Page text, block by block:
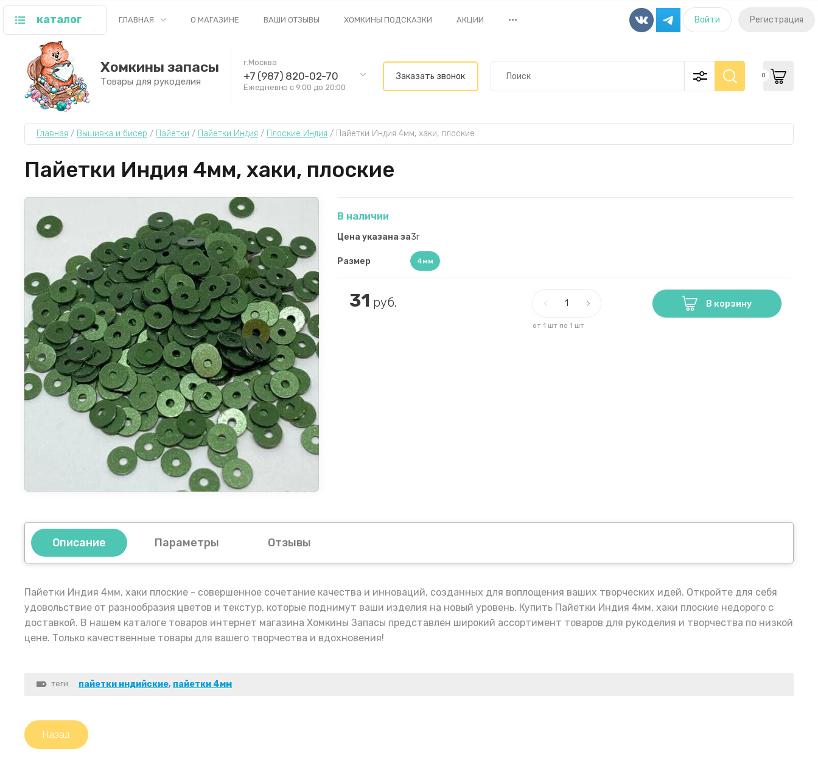
каталог ГЛАВНАЯ О МАГАЗИНЕ ВАШИ ОТЗЫВЫ ХОМКИНЫ ПОДСКАЗКИ АКЦИИ ••• Войти Регистрация
Хомкины запасы
Товары для рукоделия
г.Москва
+7 (987) 820-02-70
Ежедневно с 9:00 до 20:00
Заказать звонок 0
Главная / Вышивка и бисер / Пайетки / Пайетки Индия / Плоские Индия / Пайетки Индия 4мм, хаки, плоские
Пайетки Индия 4мм, хаки, плоские
В наличии
Цена указана за3г
Размер 4мм
31 руб.
от 1 шт по 1 шт
В корзину
Описание Параметры Отзывы
Пайетки Индия 4мм, хаки плоские - совершенное сочетание качества и инноваций, созданных для воплощения ваших творческих идей. Откройте для себя
удовольствие от разнообразия цветов и текстур, которые поднимут ваши изделия на новый уровень. Купить Пайетки Индия 4мм, хаки плоские недорого с
доставкой. В нашем каталоге товаров интернет магазина Хомкины Запасы представлен широкий ассортимент товаров для рукоделия и творчества по низкой
цене. Только качественные товары для вашего творчества и вдохновения!
теги: пайетки индийские, пайетки 4мм
Назад